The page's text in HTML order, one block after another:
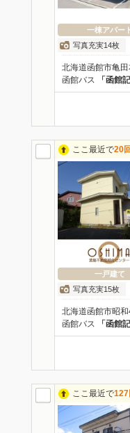
一棟アパー
写真充実14枚
北海道函館市亀
函館バス 「函館
ここ最近で20回
一戸建て
写真充実15枚
北海道函館市昭
函館バス 「函館
ここ最近で127